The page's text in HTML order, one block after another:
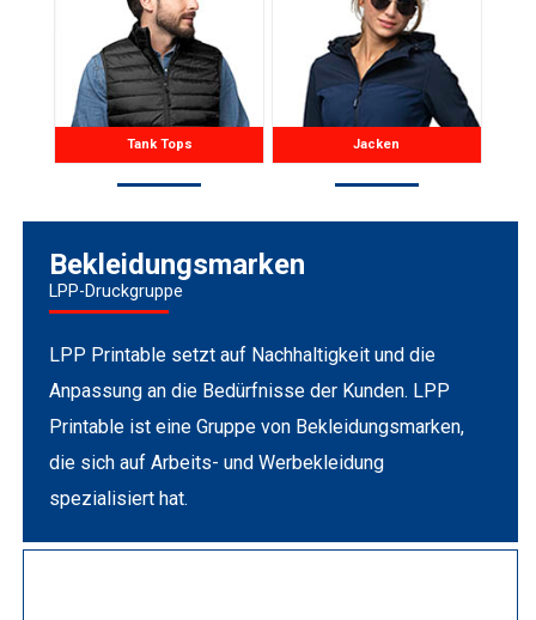
Tank Tops Jacken
Bekleidungsmarken
LPP-Druckgruppe
LPP Printable setzt auf Nachhaltigkeit und die
Anpassung an die Bedürfnisse der Kunden. LPP
Printable ist eine Gruppe von Bekleidungsmarken,
die sich auf Arbeits- und Werbekleidung
spezialisiert hat.